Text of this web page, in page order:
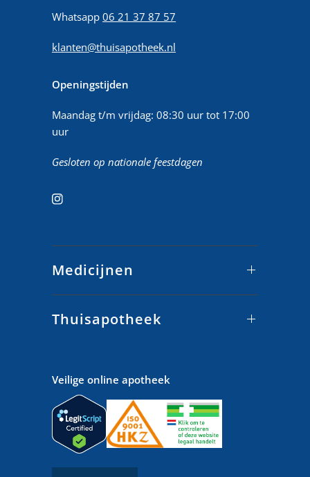
Whatsapp06 21 37 87 57
klanten@thuisapotheek.nl
Openingstijden
Maandag t/m vrijdag: 08:30 uur tot 17:00
uur
Gesloten op nationale feestdagen
Medicijnen
Thuisapotheek
Veilige online apotheek